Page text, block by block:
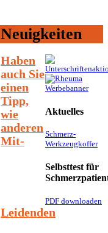
Neuigkeiten
Aktuelles
Schmerz-
Werkzeugkoffer
Selbsttest für
PDF downloaden
Haben
auch Sie
einen
Tipp,
wie
anderen
Mit-
Leidenden